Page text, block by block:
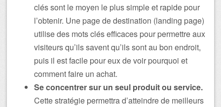
clés sont le moyen le plus simple et rapide pour
l’obtenir. Une page de destination (landing page)
utilise des mots clés efficaces pour permettre aux
visiteurs qu’ils savent qu’ils sont au bon endroit,
puis il est facile pour eux de voir pourquoi et
comment faire un achat.
Se concentrer sur un seul produit ou service.
Cette stratégie permettra d’atteindre de meilleurs